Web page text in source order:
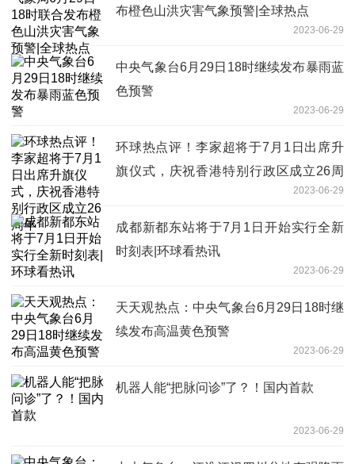
布橙色山洪灾害气象预警|全球热点
2023-06-29
中央气象台6月29日18时继续发布暴雨蓝
色预警
2023-06-29
环球热点评！李家超将于7月1日出席升
旗仪式，庆祝香港特别行政区成立26周
2023-06-29
成都新都东站将于7月1日开始实行全新
时刻表|环球看热讯
2023-06-29
天天观热点：中央气象台6月29日18时继
续发布高温黄色预警
2023-06-29
机器人能“把脉问诊”了？！国内首款
2023-06-29